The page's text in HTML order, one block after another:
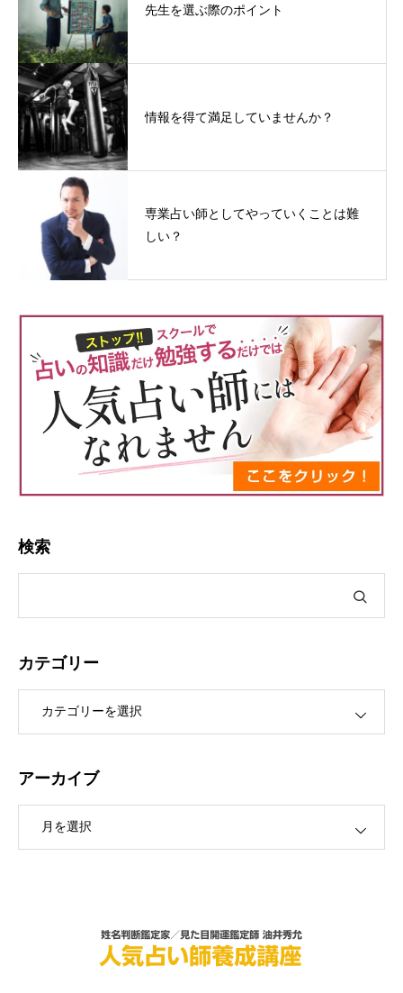
先生を選ぶ際のポイント
情報を得て満足していませんか？
専業占い師としてやっていくことは難
しい？
検索
カテゴリー
アーカイブ